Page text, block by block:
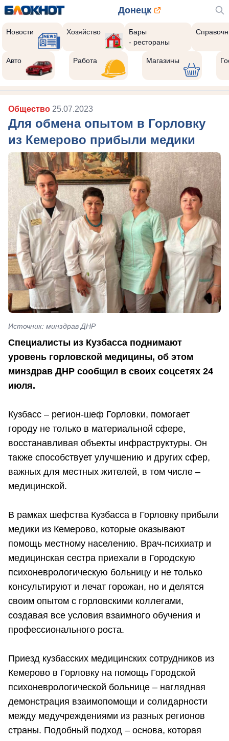
Донецк
Новости Хозяйство
Бары
- рестораны
Авто Работа Магазины
Общество 25.07.2023
Для обмена опытом в Горловку
из Кемерово прибыли медики
Источник: минздрав ДНР
Специалисты из Кузбасса поднимают
уровень горловской медицины, об этом
минздрав ДНР сообщил в своих соцсетях 24
июля.
Кузбасс – регион-шеф Горловки, помогает
городу не только в материальной сфере,
восстанавливая объекты инфраструктуры. Он
также способствует улучшению и других сфер,
важных для местных жителей, в том числе –
медицинской.
В рамках шефства Кузбасса в Горловку прибыли
медики из Кемерово, которые оказывают
помощь местному населению. Врач-психиатр и
медицинская сестра приехали в Городскую
психоневрологическую больницу и не только
консультируют и лечат горожан, но и делятся
своим опытом с горловскими коллегами,
создавая все условия взаимного обучения и
профессионального роста.
Приезд кузбасских медицинских сотрудников из
Кемерово в Горловку на помощь Городской
психоневрологической больнице – наглядная
демонстрация взаимопомощи и солидарности
между медучреждениями из разных регионов
страны. Подобный подход – основа, которая